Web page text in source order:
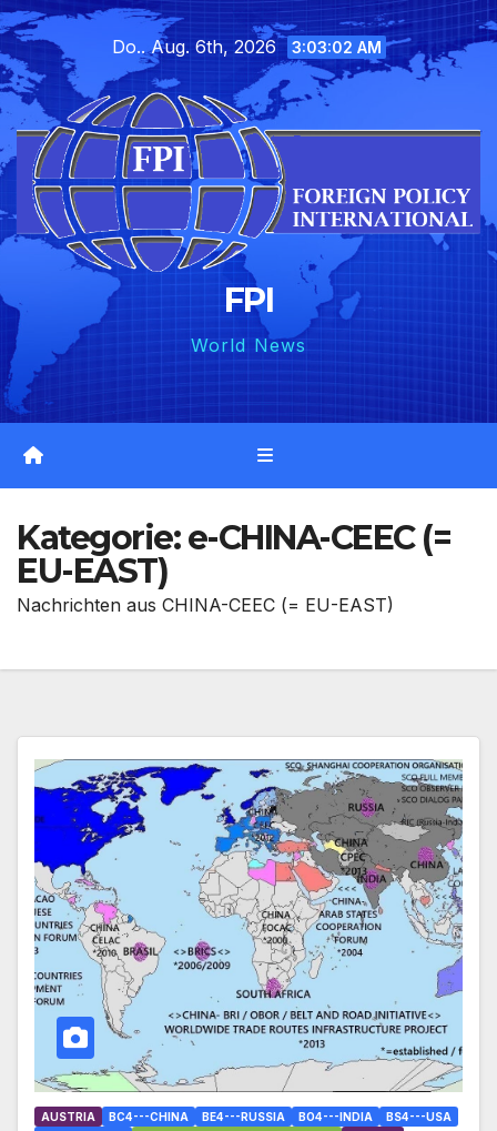
Skip
to
content
Do.. Aug. 6th, 2026 3:03:04 AM
FPI
World News
Kategorie:e-CHINA-CEEC (=
EU-EAST)
Nachrichten aus CHINA-CEEC (= EU-EAST)
AUSTRIA BC4---CHINA BE4---RUSSIA BO4---INDIA
BS4---USA